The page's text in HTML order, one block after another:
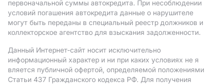
первоначальной суммы автокредита. При несоблюдении
условий погашения автокредита данные о нарушителе
могут быть переданы в специальный реестр должников и
коллекторское агентство для взыскания задолженности.
Данный Интернет-сайт носит исключительно
информационный характер и ни при каких условиях не я
вляется публичной офертой, определяемой положениями
Статьи 437 Гражданского кодекса РФ. Для получения